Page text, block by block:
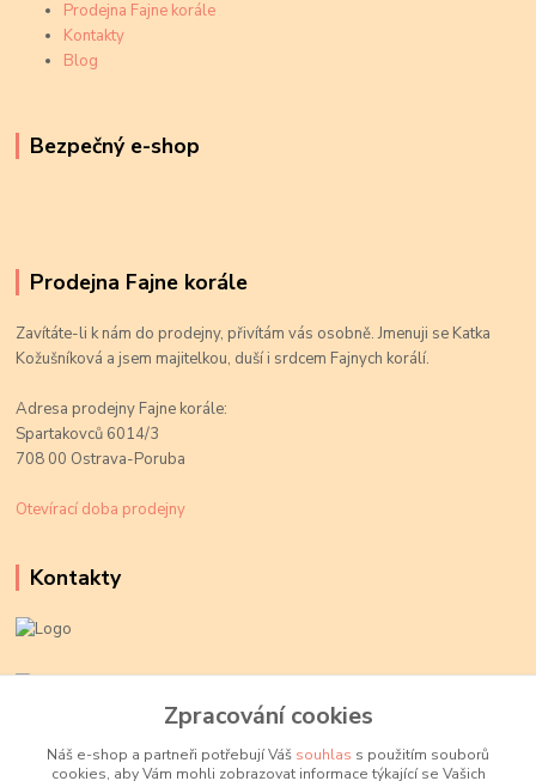
Prodejna Fajne korále
Kontakty
Blog
Bezpečný e-shop
Prodejna Fajne korále
Zavítáte-li k nám do prodejny, přivítám vás osobně. Jmenuji se Katka
Kožušníková a jsem majitelkou, duší i srdcem Fajnych korálí.
Adresa prodejny Fajne korále:
Spartakovců 6014/3
708 00 Ostrava-Poruba
Otevírací doba prodejny
Kontakty
+420 774 719 784
Zpracování cookies
Náš e-shop a partneři potřebují Váš souhlas s použitím souborů
cookies, aby Vám mohli zobrazovat informace týkající se Vašich